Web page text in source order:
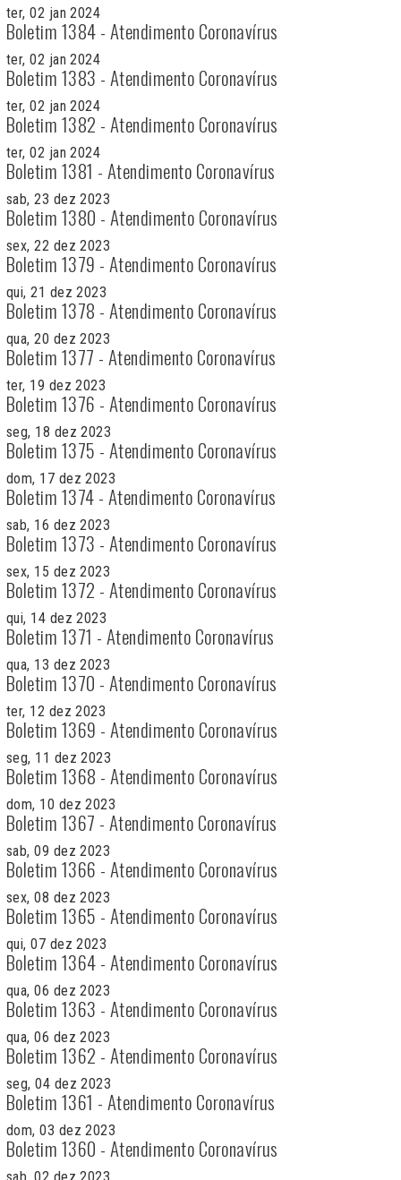
ter, 02 jan 2024
Boletim 1384 - Atendimento Coronavírus
ter, 02 jan 2024
Boletim 1383 - Atendimento Coronavírus
ter, 02 jan 2024
Boletim 1382 - Atendimento Coronavírus
ter, 02 jan 2024
Boletim 1381 - Atendimento Coronavírus
sab, 23 dez 2023
Boletim 1380 - Atendimento Coronavírus
sex, 22 dez 2023
Boletim 1379 - Atendimento Coronavírus
qui, 21 dez 2023
Boletim 1378 - Atendimento Coronavírus
qua, 20 dez 2023
Boletim 1377 - Atendimento Coronavírus
ter, 19 dez 2023
Boletim 1376 - Atendimento Coronavírus
seg, 18 dez 2023
Boletim 1375 - Atendimento Coronavírus
dom, 17 dez 2023
Boletim 1374 - Atendimento Coronavírus
sab, 16 dez 2023
Boletim 1373 - Atendimento Coronavírus
sex, 15 dez 2023
Boletim 1372 - Atendimento Coronavírus
qui, 14 dez 2023
Boletim 1371 - Atendimento Coronavírus
qua, 13 dez 2023
Boletim 1370 - Atendimento Coronavírus
ter, 12 dez 2023
Boletim 1369 - Atendimento Coronavírus
seg, 11 dez 2023
Boletim 1368 - Atendimento Coronavírus
dom, 10 dez 2023
Boletim 1367 - Atendimento Coronavírus
sab, 09 dez 2023
Boletim 1366 - Atendimento Coronavírus
sex, 08 dez 2023
Boletim 1365 - Atendimento Coronavírus
qui, 07 dez 2023
Boletim 1364 - Atendimento Coronavírus
qua, 06 dez 2023
Boletim 1363 - Atendimento Coronavírus
qua, 06 dez 2023
Boletim 1362 - Atendimento Coronavírus
seg, 04 dez 2023
Boletim 1361 - Atendimento Coronavírus
dom, 03 dez 2023
Boletim 1360 - Atendimento Coronavírus